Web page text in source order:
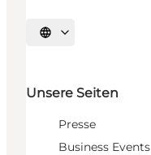
Sprache auswählen
Unsere Seiten
Presse
Business Events